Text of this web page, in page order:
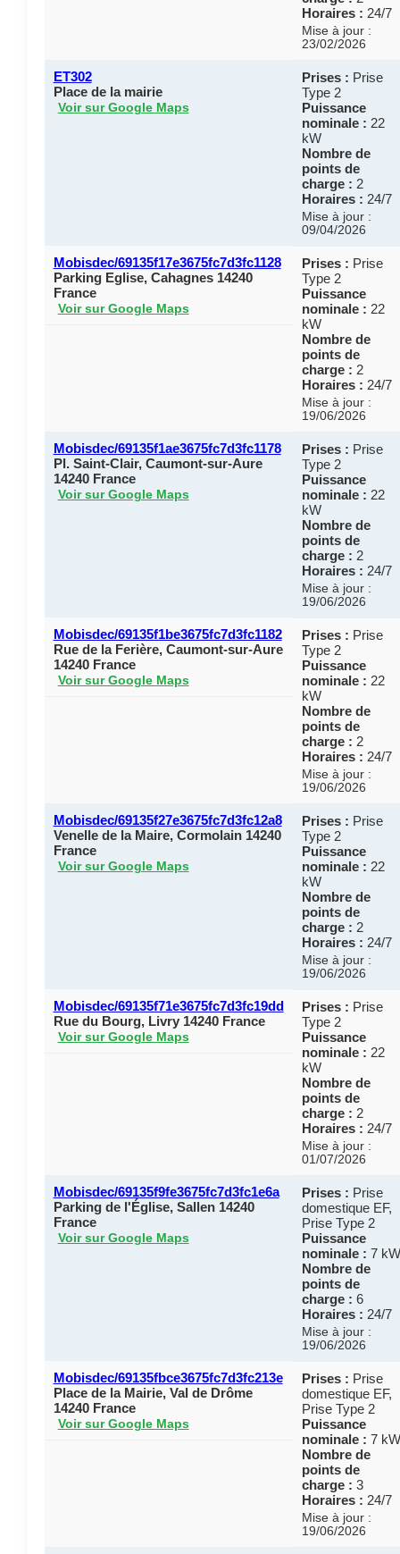
Horaires : 24/7
Mise à jour :
23/02/2026
ET302
Place de la mairie
Voir sur Google Maps
Prises : Prise
Type 2
Puissance
nominale : 22
kW
Nombre de
points de
charge : 2
Horaires : 24/7
Mise à jour :
09/04/2026
Mobisdec/69135f17e3675fc7d3fc1128
Parking Eglise, Cahagnes 14240
France
Voir sur Google Maps
Prises : Prise
Type 2
Puissance
nominale : 22
kW
Nombre de
points de
charge : 2
Horaires : 24/7
Mise à jour :
19/06/2026
Mobisdec/69135f1ae3675fc7d3fc1178
Pl. Saint-Clair, Caumont-sur-Aure
14240 France
Voir sur Google Maps
Prises : Prise
Type 2
Puissance
nominale : 22
kW
Nombre de
points de
charge : 2
Horaires : 24/7
Mise à jour :
19/06/2026
Mobisdec/69135f1be3675fc7d3fc1182
Rue de la Ferière, Caumont-sur-Aure
14240 France
Voir sur Google Maps
Prises : Prise
Type 2
Puissance
nominale : 22
kW
Nombre de
points de
charge : 2
Horaires : 24/7
Mise à jour :
19/06/2026
Mobisdec/69135f27e3675fc7d3fc12a8
Venelle de la Maire, Cormolain 14240
France
Voir sur Google Maps
Prises : Prise
Type 2
Puissance
nominale : 22
kW
Nombre de
points de
charge : 2
Horaires : 24/7
Mise à jour :
19/06/2026
Mobisdec/69135f71e3675fc7d3fc19dd
Rue du Bourg, Livry 14240 France
Voir sur Google Maps
Prises : Prise
Type 2
Puissance
nominale : 22
kW
Nombre de
points de
charge : 2
Horaires : 24/7
Mise à jour :
01/07/2026
Mobisdec/69135f9fe3675fc7d3fc1e6a
Parking de l'Église, Sallen 14240
France
Voir sur Google Maps
Prises : Prise
domestique EF,
Prise Type 2
Puissance
nominale : 7 kW
Nombre de
points de
charge : 6
Horaires : 24/7
Mise à jour :
19/06/2026
Mobisdec/69135fbce3675fc7d3fc213e
Place de la Mairie, Val de Drôme
14240 France
Voir sur Google Maps
Prises : Prise
domestique EF,
Prise Type 2
Puissance
nominale : 7 kW
Nombre de
points de
charge : 3
Horaires : 24/7
Mise à jour :
19/06/2026